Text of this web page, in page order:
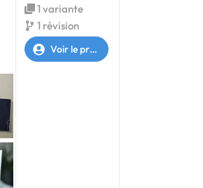
1 variante
1 révision
Voir le profil